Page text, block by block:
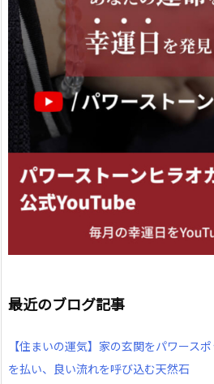
最近のブログ記事
【住まいの運気】家の玄関をパワース
を払い、良い流れを呼び込む天然石